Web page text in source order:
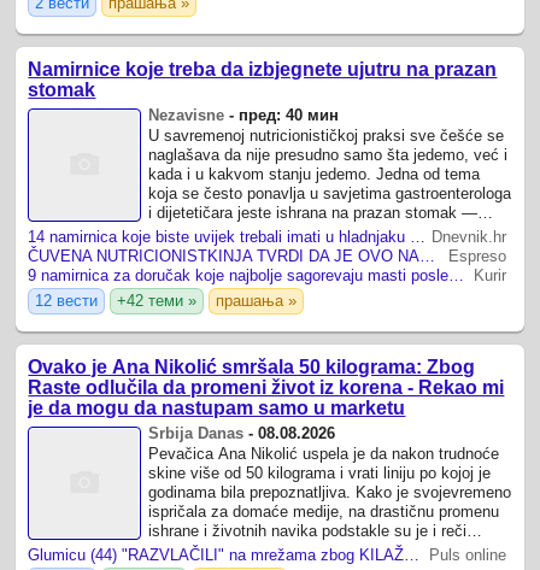
Namirnice koje treba da izbjegnete ujutru na prazan
stomak
Nezavisne - пред: 40 мин
U savremenoj nutricionističkoj praksi sve češće se
naglašava da nije presudno samo šta jedemo, već i
kada i u kakvom stanju jedemo. Jedna od tema
koja se često ponavlja u savjetima gastroenterologa
i dijetetičara jeste ishrana na prazan stomak —
posebno ujutru, kada je želudac ...
14 namirnica koje biste uvijek trebali imati u hladnjaku za zdravije obroke Dnevnik.hr
ČUVENA NUTRICIONISTKINJA TVRDI DA JE OVO NAJGORI DORUČAK NA SVETU: "Izbegavajte ga pre 10 ujutru, uništava creva"
Espreso
9 namirnica za doručak koje najbolje sagorevaju masti posle 50. godine: Otkriva poznata sportska dijetetičarka
Kurir
12 вести
+42 теми » прашања »
Ovako je Ana Nikolić smršala 50 kilograma: Zbog
Raste odlučila da promeni život iz korena - Rekao mi
je da mogu da nastupam samo u marketu
Srbija Danas -08.08.2026
Pevačica Ana Nikolić uspela je da nakon trudnoće
skine više od 50 kilograma i vrati liniju po kojoj je
godinama bila prepoznatljiva. Kako je svojevremeno
ispričala za domaće medije, na drastičnu promenu
ishrane i životnih navika podstakle su je i reči
bivšeg supruga Stefana ...
Glumicu (44) "RAZVLAČILI" na mrežama zbog KILAŽE, ona skinula više od 20 kilograma i ODREKLA SE ONOGA ŠTO RETKO KO MOŽE: "Mislili su da sam bolesna"
Puls online